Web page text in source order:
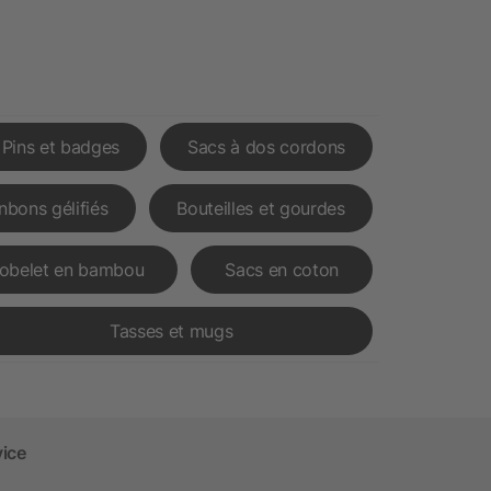
Pins et badges Sacs à dos cordons
gélifiés Bouteilles et gourdes
en bambou Sacs en coton
Tasses et mugs